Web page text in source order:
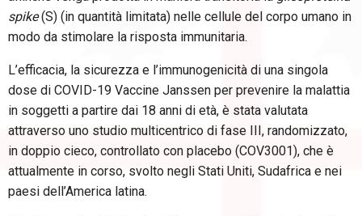
spike(S) (in quantità limitata) nelle cellule del corpo umano in
modo da stimolare la risposta immunitaria.
L’efficacia, la sicurezza e l’immunogenicità di una singola
dose di COVID-19 Vaccine Janssen per prevenire la malattia
in soggetti a partire dai 18 anni di età, è stata valutata
attraverso uno studio multicentrico di fase III, randomizzato,
in doppio cieco, controllato con placebo (COV3001), che è
attualmente in corso, svolto negli Stati Uniti, Sudafrica e nei
paesi dell’America latina.